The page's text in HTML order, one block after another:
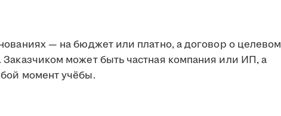
— на бюджет или платно, а договор о целевом
может быть частная компания или ИП, а
момент учёбы.